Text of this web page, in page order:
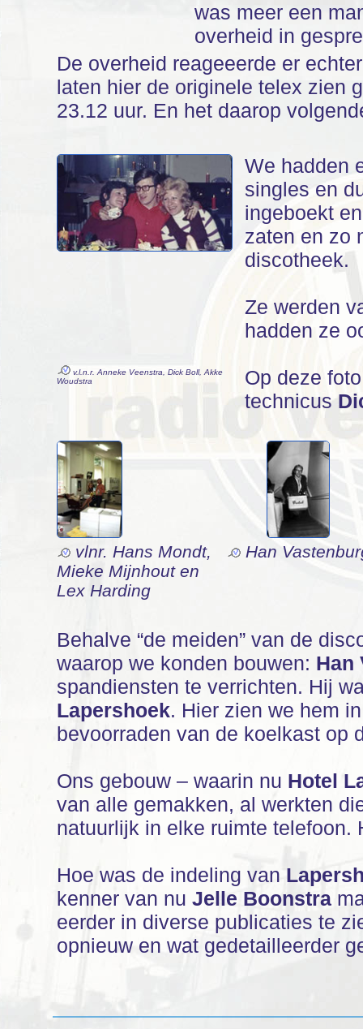
was meer een
overheid in
De overheid reageeerde er
laten hier de originele telex zien
23.12 uur. En het daarop
We hadden
singles en
ingeboekt
zaten en zo
discotheek.
Ze werden
hadden ze
Op deze
technicus
v.l.n.r. Anneke Veenstra, Dick Boll, Akke
Woudstra
vlnr. Hans Mondt,
Mieke Mijnhout en
Lex Harding
Han
Behalve “de meiden” van de
waarop we konden bouwen: Han
spandiensten te verrichten. Hij
Lapershoek. Hier zien we hem
bevoorraden van de koelkast op
Ons gebouw – waarin nu Hotel
van alle gemakken, al werkten
natuurlijk in elke ruimte telefoon.
Hoe was de indeling van
kenner van nu Jelle Boonstra
eerder in diverse publicaties te
opnieuw en wat gedetailleerder